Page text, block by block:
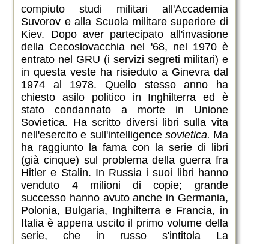
compiuto studi militari all'Accademia
Suvorov e alla Scuola militare superiore di
Kiev. Dopo aver partecipato all'invasione
della Cecoslovacchia nel '68, nel 1970 è
entrato nel GRU (i servizi segreti militari) e
in questa veste ha risieduto a Ginevra dal
1974 al 1978. Quello stesso anno ha
chiesto asilo politico in Inghilterra ed è
stato condannato a morte in Unione
Sovietica. Ha scritto diversi libri sulla vita
nell'esercito e sull'intelligence sovietica. Ma
ha raggiunto la fama con la serie di libri
(già cinque) sul problema della guerra fra
Hitler e Stalin. In Russia i suoi libri hanno
venduto 4 milioni di copie; grande
successo hanno avuto anche in Germania,
Polonia, Bulgaria, Inghilterra e Francia, in
Italia è appena uscito il primo volume della
serie, che in russo s'intitola La